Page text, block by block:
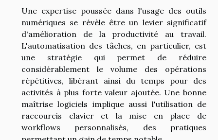
Une expertise poussée dans l'usage des outils
numériques se révèle être un levier significatif
d'amélioration de la productivité au travail.
L'automatisation des tâches, en particulier, est
une stratégie qui permet de réduire
considérablement le volume des opérations
répétitives, libérant ainsi du temps pour des
activités à plus forte valeur ajoutée. Une bonne
maîtrise logiciels implique aussi l'utilisation de
raccourcis clavier et la mise en place de
workflows personnalisés, des pratiques